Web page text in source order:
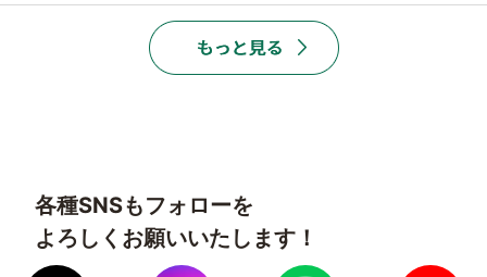
各種SNSもフォローを
よろしくお願いいたします！